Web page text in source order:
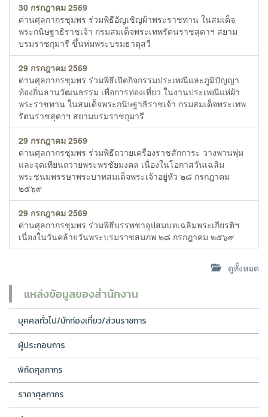
30 กรกฎาคม 2569
ด่านศุลกากรชุมพร ร่วมพิธีอัญเชิญผ้าพระราชทาน ในสมเด็จ
พระกนิษฐาธิราชเจ้า กรมสมเด็จพระเทพรัตนราชสุดาฯ สยาม
บรมราชกุมารี ขึ้นห่มพระบรมธาตุสวี
29 กรกฎาคม 2569
ด่านศุลกากรชุมพร ร่วมพิธีเปิดกิจกรรมประเพณีและภูมิปัญญา
ท้องถิ่นลานวัฒนธรรม เพื่อการท่องเที่ยว ในงานประเพณีแห่ผ้า
พระราชทาน ในสมเด็จพระกนิษฐาธิราชเจ้า กรมสมเด็จพระเทพ
รัตนราชสุดาฯ สยามบรมราชกุมารี
29 กรกฎาคม 2569
ด่านศุลกากรชุมพร ร่วมพิธีถวายเครื่องราชสักการะ วางพานพุ่ม
และจุดเทียนถวายพระพรชัยมงคล เนื่องในโอกาสวันเฉลิม
พระชนมพรรษาพระบาทสมเด็จพระเจ้าอยู่หัว ๒๘ กรกฎาคม
๒๕๖๙
29 กรกฎาคม 2569
ด่านศุลกากรชุมพร ร่วมพิธีบรรพชาอุปสมบทเฉลิมพระเกียรติฯ
เนื่องในวันคล้ายวันพระบรมราชสมภพ ๒๘ กรกฎาคม ๒๕๖๙
ดูทั้งหมด
แหล่งข้อมูลของสำนักงาน
บุคคลทั่วไป/นักท่องเที่ยว/ส่วนราชการ
ผู้ประกอบการ
พิกัดศุลกากร
ราคาศุลกากร